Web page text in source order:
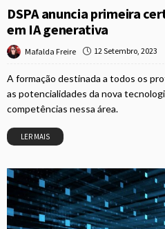
DSPA anuncia primeira
em IA generativa
Mafalda Freire 12 Setembro, 2023
A formação destinada a todos os
as potencialidades da nova
competências nessa área.
LER MAIS